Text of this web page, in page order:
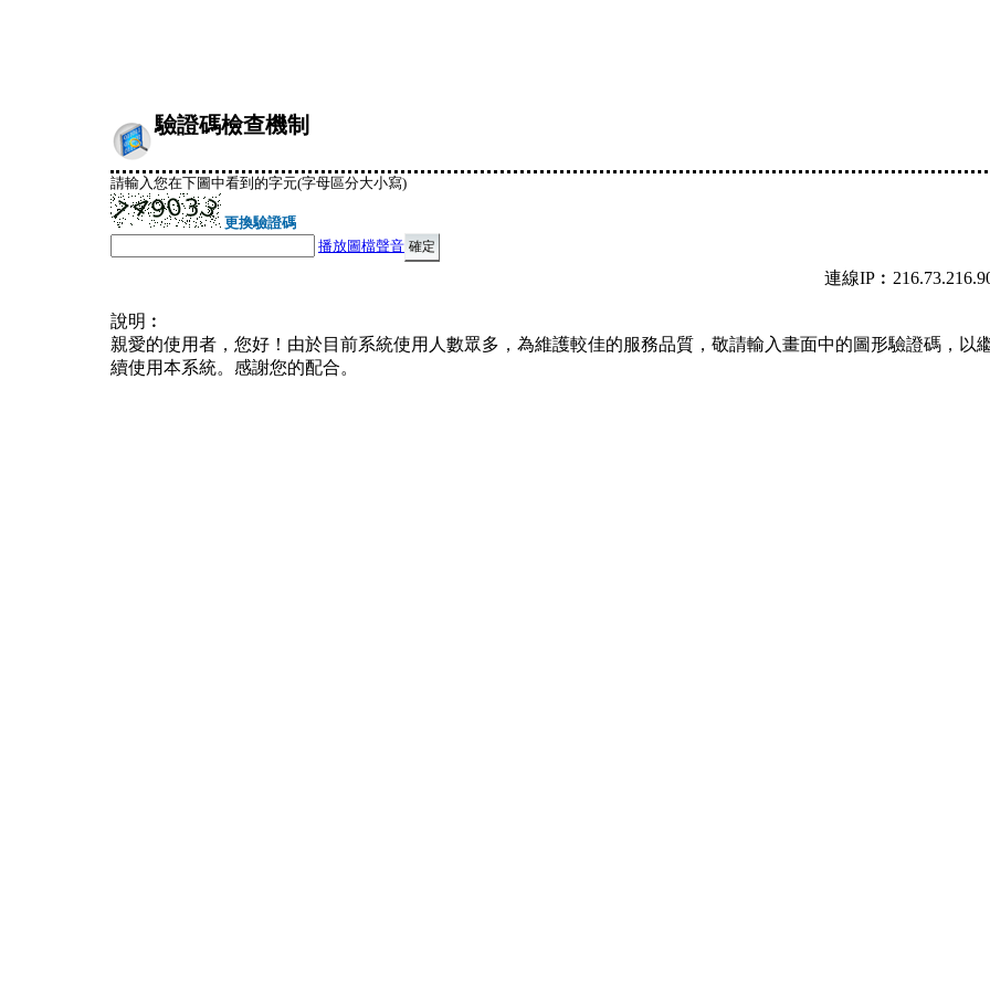
驗證碼檢查機制
請輸入您在下圖中看到的字元(字母區分大小寫)
更換驗證碼
播放圖檔聲音
連線
說明︰
親愛的使用者，您好！由於目前系統使用人數眾多，為維護較佳的服務品質，敬請輸入畫面中的圖形驗證碼，以
續使用本系統。感謝您的配合。